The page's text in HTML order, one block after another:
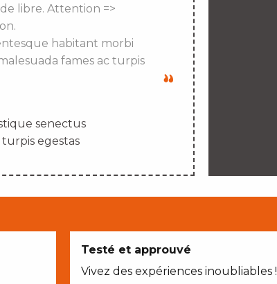
libre. Attention =>
habitant morbi
fames ac turpis
senectus
egestas
Testé et approuvé
Vivez des expériences inoubliables !